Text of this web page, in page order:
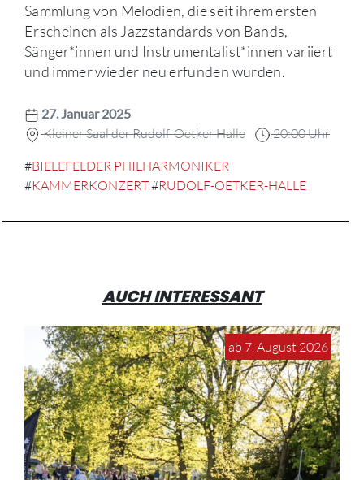
Sammlung von Melodien, die seit ihrem ersten
Erscheinen als Jazzstandards von Bands,
Sänger*innen und Instrumentalist*innen variiert
und immer wieder neu erfunden wurden.
27. Januar 2025
Kleiner Saal der Rudolf-Oetker Halle 20:00 Uhr
#BIELEFELDER PHILHARMONIKER
#KAMMERKONZERT#RUDOLF-OETKER-HALLE
AUCH INTERESSANT
ab 7. August 2026